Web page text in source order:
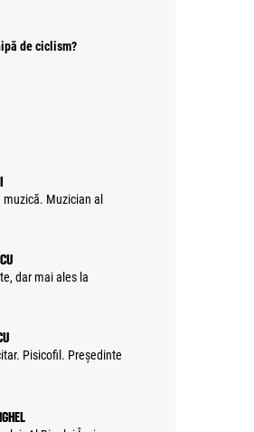
de ciclism?
Muzician al
dar mai ales la
Pisicofil. Președinte